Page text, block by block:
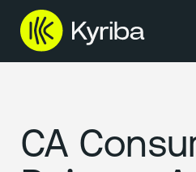
製品
リソース
CA